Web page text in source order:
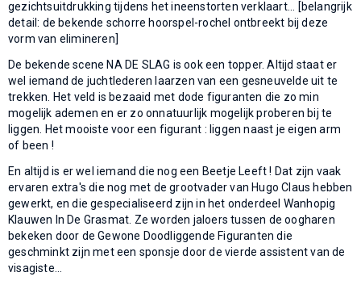
gezichtsuitdrukking tijdens het ineenstorten verklaart... [belangrijk
detail: de bekende schorre hoorspel-rochel ontbreekt bij deze
vorm van elimineren]
De bekende scene NA DE SLAG is ook een topper. Altijd staat er
wel iemand de juchtlederen laarzen van een gesneuvelde uit te
trekken. Het veld is bezaaid met dode figuranten die zo min
mogelijk ademen en er zo onnatuurlijk mogelijk proberen bij te
liggen. Het mooiste voor een figurant : liggen naast je eigen arm
of been !
En altijd is er wel iemand die nog een Beetje Leeft ! Dat zijn vaak
ervaren extra's die nog met de grootvader van Hugo Claus hebben
gewerkt, en die gespecialiseerd zijn in het onderdeel Wanhopig
Klauwen In De Grasmat. Ze worden jaloers tussen de oogharen
bekeken door de Gewone Doodliggende Figuranten die
geschminkt zijn met een sponsje door de vierde assistent van de
visagiste...